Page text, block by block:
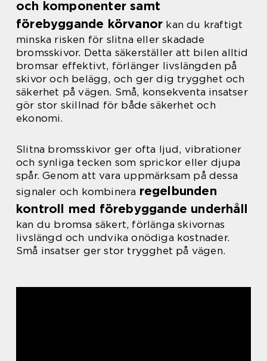
och komponenter samt
förebyggande körvanor kan du kraftigt
minska risken för slitna eller skadade
bromsskivor. Detta säkerställer att bilen alltid
bromsar effektivt, förlänger livslängden på
skivor och belägg, och ger dig trygghet och
säkerhet på vägen. Små, konsekventa insatser
gör stor skillnad för både säkerhet och
ekonomi.
Slitna bromsskivor ger ofta ljud, vibrationer
och synliga tecken som sprickor eller djupa
spår. Genom att vara uppmärksam på dessa
signaler och kombinera regelbunden
kontroll med förebyggande underhåll
kan du bromsa säkert, förlänga skivornas
livslängd och undvika onödiga kostnader.
Små insatser ger stor trygghet på vägen.